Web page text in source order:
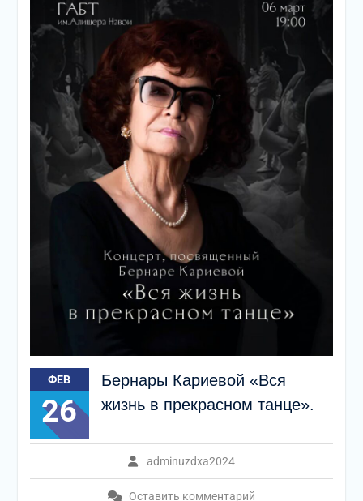
ФЕВ
26
Бернары Кариевой «Вся
жизнь в прекрасном танце».
adminuzdxa2024
Оставить комментарий